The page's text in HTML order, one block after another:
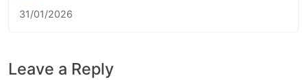
31/01/2026
Leave a Reply